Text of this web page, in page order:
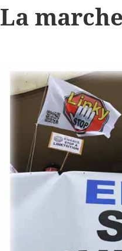
La